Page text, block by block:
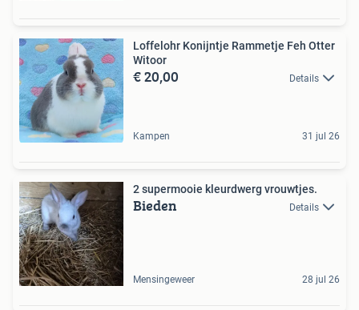
Loffelohr Konijntje Rammetje Feh Otter
Witoor
€ 20,00 Details
Kampen 31 jul 26
2 supermooie kleurdwerg vrouwtjes.
Bieden Details
Mensingeweer 28 jul 26